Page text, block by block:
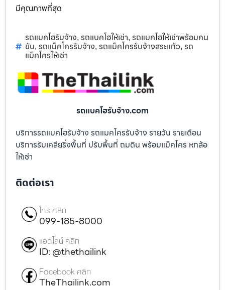
มีคุณภาพที่สุด
รถแบคโฮรับจ้าง, รถแบคโฮให้เช่า, รถแบคโฮให้เช่าพร้อมคน
ขับ, รถแม็คโครรับจ้าง, รถแม็คโครรับจ้างสระแก้ว, รถ
แม็คโครให้เช่า
รถแบคโฮรับจ้าง.com
บริการรถแบคโฮรับจ้าง รถแมคโครรับจ้าง รายวัน รายเดือน
บริการรับเคลียริ่งพื้นที่ ปรับพื้นที่ ถมดิน พร้อมแม็คโคร หกล้อ
ให้เช่า
ติดต่อเรา
โทร คลิก
099-185-8000
แอดไลน์ คลิก
ID: @thethailink
Facebook คลิก
TheThailink.com